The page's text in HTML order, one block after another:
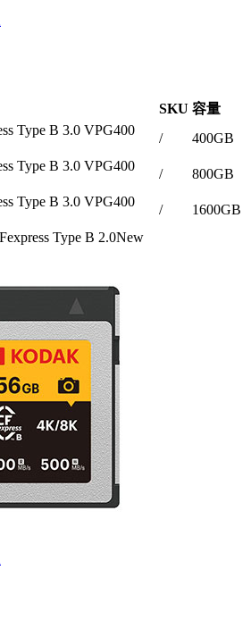
SKU 容量
Type B 3.0 VPG400
/
400GB
Type B 3.0 VPG400
/
800GB
Type B 3.0 VPG400
/
1600GB
Type B 2.0New